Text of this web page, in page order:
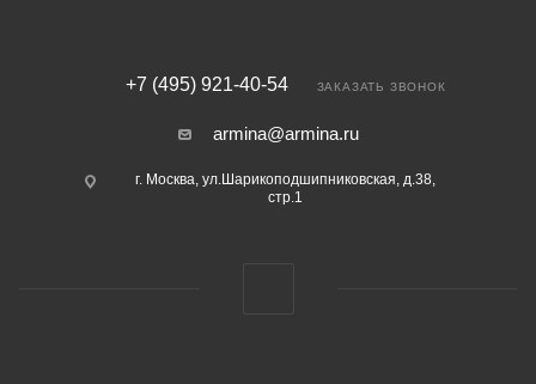
+7 (495) 921-40-54 ЗАКАЗАТЬ ЗВОНОК
armina@armina.ru
г. Москва, ул.Шарикоподшипниковская, д.38,
стр.1